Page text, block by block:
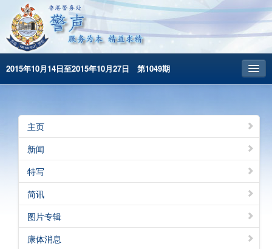
2015年10月14日至2015年10月27日 第1049期
昔日警声
警务处主页
繁體版
English
主页
新闻
特写
简讯
图片专辑
康体消息